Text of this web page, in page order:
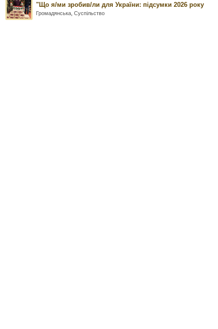
"Що я/ми зробив/ли для України: підсумки 2026 року
Громадянська ,Суспільство